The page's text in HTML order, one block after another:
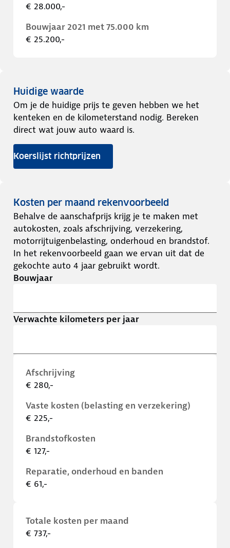
€ 28.000,-
Bouwjaar 2021 met 75.000 km
€ 25.200,-
Huidige waarde
Om je de huidige prijs te geven hebben we het
kenteken en de kilometerstand nodig. Bereken
direct wat jouw auto waard is.
Koerslijst richtprijzen
Kosten per maand rekenvoorbeeld
Behalve de aanschafprijs krijg je te maken met
autokosten, zoals afschrijving, verzekering,
motorrijtuigenbelasting, onderhoud en brandstof.
In het rekenvoorbeeld gaan we ervan uit dat de
gekochte auto 4 jaar gebruikt wordt.
Bouwjaar
Verwachte kilometers per jaar
Afschrijving
€ 280,-
Vaste kosten (belasting en verzekering)
€ 225,-
Brandstofkosten
€ 127,-
Reparatie, onderhoud en banden
€ 61,-
Totale kosten per maand
€ 737,-